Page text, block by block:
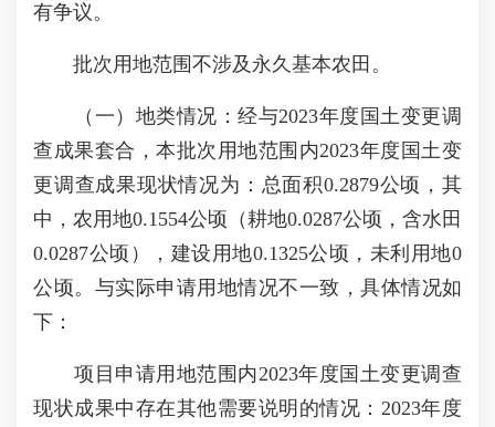
有争议。
批次用地范围不涉及永久基本农田。
（一）地类情况：经与2023年度国土变更调
查成果套合，本批次用地范围内2023年度国土变
更调查成果现状情况为：总面积0.2879公顷，其
中，农用地0.1554公顷（耕地0.0287公顷，含水田
0.0287公顷），建设用地0.1325公顷，未利用地0
公顷。与实际申请用地情况不一致，具体情况如
下：
项目申请用地范围内2023年度国土变更调查
现状成果中存在其他需要说明的情况：2023年度